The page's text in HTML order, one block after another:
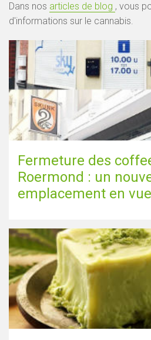
Dans nos articles de blog , vous
d'informations sur le cannabis.
Fermeture des
Roermond : un
emplacement en vue